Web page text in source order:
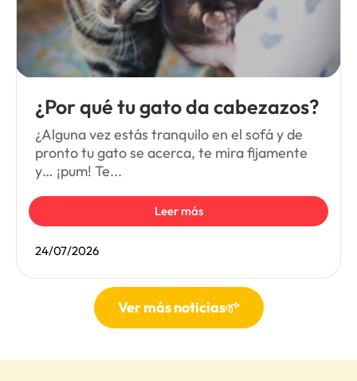
¿Por qué tu gato da cabezazos?
¿Alguna vez estás tranquilo en el sofá y de
pronto tu gato se acerca, te mira fijamente
y… ¡pum! Te...
Leer más
24/07/2026
Ver más noticias